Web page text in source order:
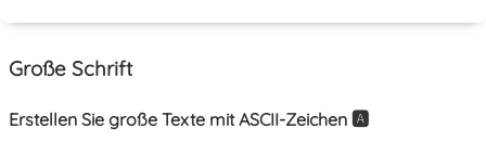
Große Schrift
Erstellen Sie große Texte mit ASCII-Zeichen 🅰️